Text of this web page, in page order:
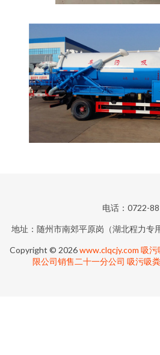
电话：0722-
地址：随州市南郊平原岗（湖北程力专
Copyright © 2026www.clqcjy.com 吸污
限公司销售二十一分公司 吸污吸